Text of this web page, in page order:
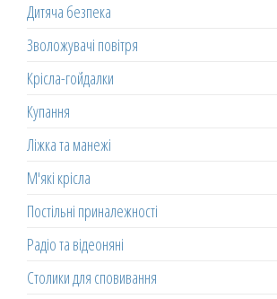
Дитяча безпека
Зволожувачі повітря
Крісла-гойдалки
Купання
Ліжка та манежі
М'які крісла
Постільні приналежності
Радіо та відеоняні
Столики для сповивання